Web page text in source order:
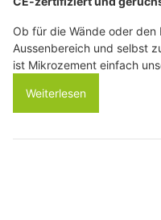
Ob für die Wände oder
Aussenbereich und selbst
ist Mikrozement einfach
Weiterlesen